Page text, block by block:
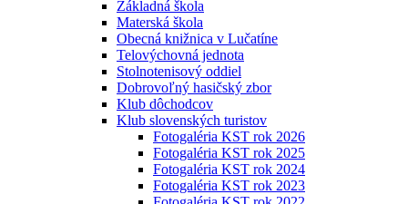
Základná škola
Materská škola
Obecná knižnica v Lučatíne
Telovýchovná jednota
Stolnotenisový oddiel
Dobrovoľný hasičský zbor
Klub dôchodcov
Klub slovenských turistov
Fotogaléria KST rok 2026
Fotogaléria KST rok 2025
Fotogaléria KST rok 2024
Fotogaléria KST rok 2023